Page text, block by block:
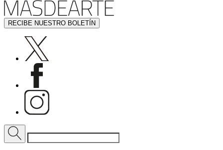
RECIBE NUESTRO BOLETÍN